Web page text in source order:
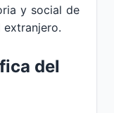
y social de
extranjero.
del